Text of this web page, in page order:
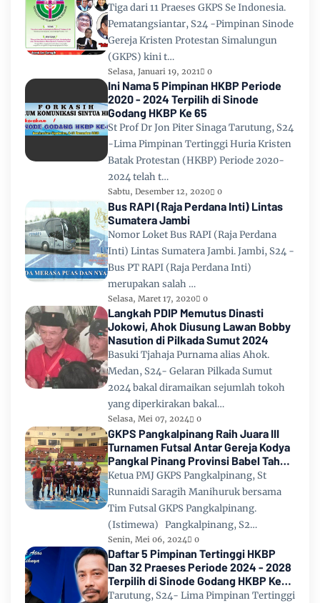
Tiga dari 11 Praeses GKPS Se Indonesia.
Pematangsiantar, S24 -Pimpinan Sinode
Gereja Kristen Protestan Simalungun
(GKPS) kini t…
Selasa, Januari 19, 2021 0
Ini Nama 5 Pimpinan HKBP Periode
2020 - 2024 Terpilih di Sinode
Godang HKBP Ke 65
St Prof Dr Jon Piter Sinaga Tarutung, S24
-Lima Pimpinan Tertinggi Huria Kristen
Batak Protestan (HKBP) Periode 2020-
2024 telah t…
Sabtu, Desember 12, 2020 0
Bus RAPI (Raja Perdana Inti) Lintas
Sumatera Jambi
Nomor Loket Bus RAPI (Raja Perdana
Inti) Lintas Sumatera Jambi. Jambi, S24 -
Bus PT RAPI (Raja Perdana Inti)
merupakan salah …
Selasa, Maret 17, 2020 0
Langkah PDIP Memutus Dinasti
Jokowi, Ahok Diusung Lawan Bobby
Nasution di Pilkada Sumut 2024
Basuki Tjahaja Purnama alias Ahok.
Medan, S24- Gelaran Pilkada Sumut
2024 bakal diramaikan sejumlah tokoh
yang diperkirakan bakal…
Selasa, Mei 07, 2024 0
GKPS Pangkalpinang Raih Juara III
Turnamen Futsal Antar Gereja Kodya
Pangkal Pinang Provinsi Babel Tahun
2024
Ketua PMJ GKPS Pangkalpinang, St
Runnaidi Saragih Manihuruk bersama
Tim Futsal GKPS Pangkalpinang.
(Istimewa) Pangkalpinang, S2…
Senin, Mei 06, 2024 0
Daftar 5 Pimpinan Tertinggi HKBP
Dan 32 Praeses Periode 2024 - 2028
Terpilih di Sinode Godang HKBP Ke
67 Tahun 2024
Tarutung, S24- Lima Pimpinan Tertinggi